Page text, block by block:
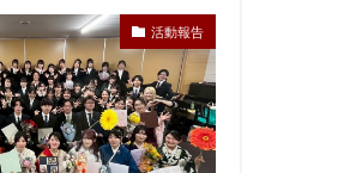
活動報告